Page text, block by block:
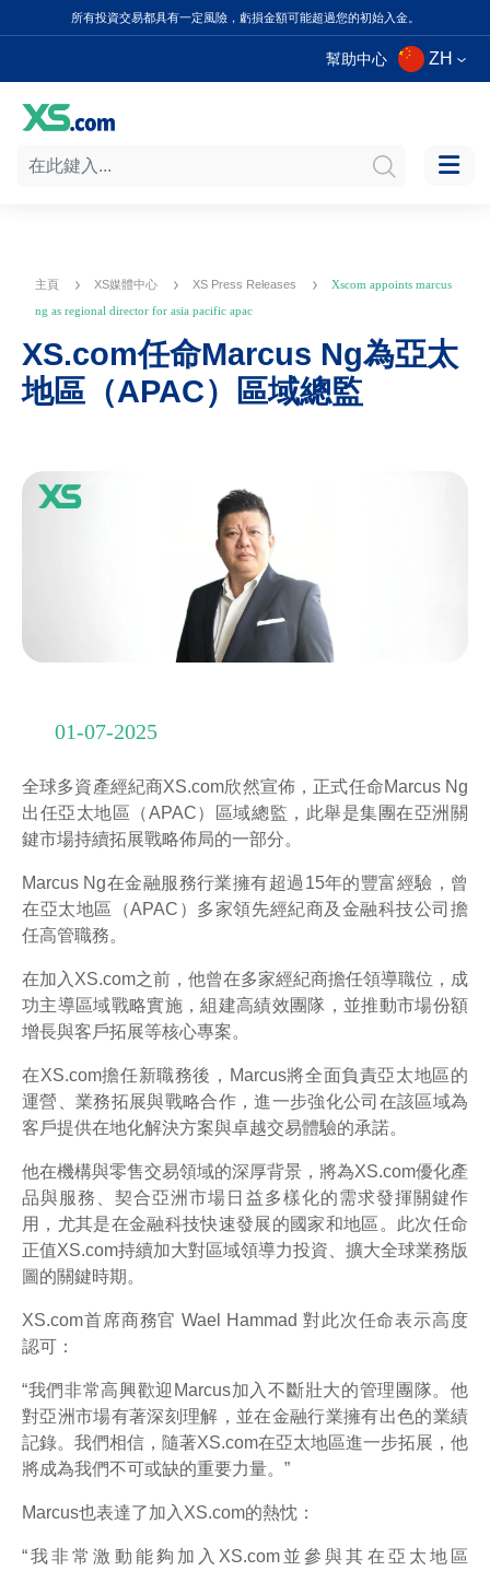
所有投資交易都具有一定風險，虧損金額可能超過您的初始入金。
幫助中心 ZH
主頁 XS媒體中心 XS Press Releases
Xscom appoints marcus
ng as regional director for asia pacific apac
XS.com任命Marcus Ng為亞太
地區（APAC）區域總監
01-07-2025
全球多資產經紀商XS.com欣然宣佈，正式任命Marcus Ng
出任亞太地區（APAC）區域總監，此舉是集團在亞洲關
鍵市場持續拓展戰略佈局的一部分。
Marcus Ng在金融服務行業擁有超過15年的豐富經驗，曾
在亞太地區（APAC）多家領先經紀商及金融科技公司擔
任高管職務。
在加入XS.com之前，他曾在多家經紀商擔任領導職位，成
功主導區域戰略實施，組建高績效團隊，並推動市場份額
增長與客戶拓展等核心專案。
在XS.com擔任新職務後，Marcus將全面負責亞太地區的
運營、業務拓展與戰略合作，進一步強化公司在該區域為
客戶提供在地化解決方案與卓越交易體驗的承諾。
他在機構與零售交易領域的深厚背景，將為XS.com優化產
品與服務、契合亞洲市場日益多樣化的需求發揮關鍵作
用，尤其是在金融科技快速發展的國家和地區。此次任命
正值XS.com持續加大對區域領導力投資、擴大全球業務版
圖的關鍵時期。
XS.com首席商務官 Wael Hammad 對此次任命表示高度
認可：
“我們非常高興歡迎Marcus加入不斷壯大的管理團隊。他
對亞洲市場有著深刻理解，並在金融行業擁有出色的業績
記錄。我們相信，隨著XS.com在亞太地區進一步拓展，他
將成為我們不可或缺的重要力量。”
Marcus也表達了加入XS.com的熱忱：
“我非常激動能夠加入XS.com並參與其在亞太地區